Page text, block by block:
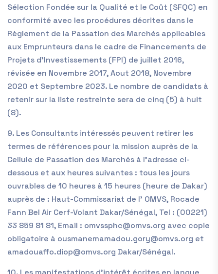
Sélection Fondée sur la Qualité et le Coût (SFQC) en
conformité avec les procédures décrites dans le
Règlement de la Passation des Marchés applicables
aux Emprunteurs dans le cadre de Financements de
Projets d’Investissements (FPI) de juillet 2016,
révisée en Novembre 2017, Aout 2018, Novembre
2020 et Septembre 2023. Le nombre de candidats à
retenir sur la liste restreinte sera de cinq (5) à huit
(8).
9. Les Consultants intéressés peuvent retirer les
termes de références pour la mission auprès de la
Cellule de Passation des Marchés à l’adresse ci-
dessous et aux heures suivantes : tous les jours
ouvrables de 10 heures à 15 heures (heure de Dakar)
auprès de : Haut-Commissariat de l’ OMVS, Rocade
Fann Bel Air Cerf-Volant Dakar/Sénégal, Tel : (00221)
33 859 81 81, Email : omvssphc@omvs.org avec copie
obligatoire à ousmanemamadou.gory@omvs.org et
amadouaffo.diop@omvs.org Dakar/Sénégal.